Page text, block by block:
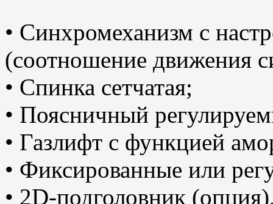
• Cинхромеханизм с
(соотношение движения
• Cпинка сетчатая;
• Поясничный
• Газлифт с функцией
• Фиксированные или
• 2D-подголовник